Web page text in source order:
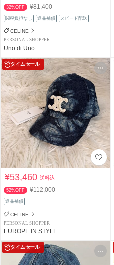
32%OFF ¥81,400
関税負担なし 返品補償 スピード配送
CELINE
PERSONAL SHOPPER
Uno di Uno
タイムセール
¥53,460送料込
52%OFF ¥112,000
返品補償
CELINE
PERSONAL SHOPPER
EUROPE IN STYLE
タイムセール